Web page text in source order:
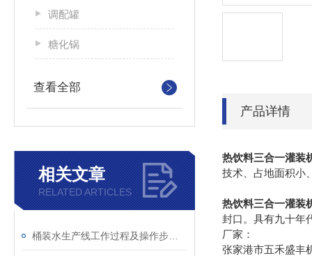
调配罐
糖化锅
查看全部
相关文章
RELATED ARTICLES
产品详情
热饮料三合一灌装
技术、占地面积小
热饮料三合一灌装
封口。具有九十年
厂家：
张家港市五禾盛丰